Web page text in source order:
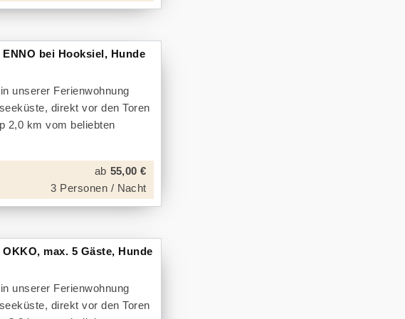
bei Hooksiel, Hunde
unserer Ferienwohnung
direkt vor den Toren
2,0 km vom beliebten
ab 55,00 €
3 Personen / Nacht
max. 5 Gäste, Hunde
unserer Ferienwohnung
direkt vor den Toren